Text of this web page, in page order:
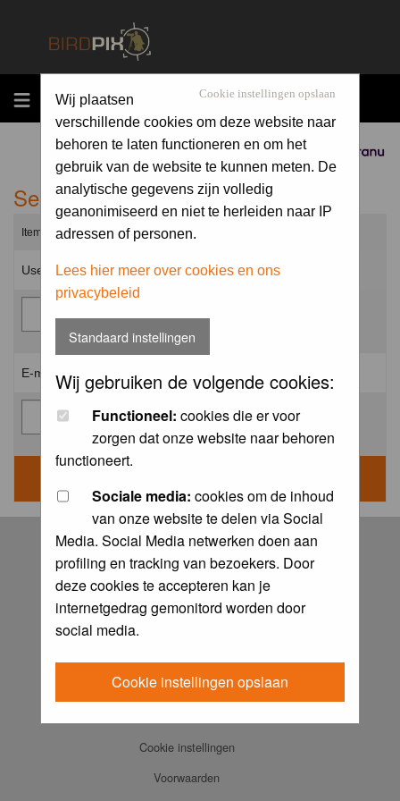
MENU
Sponsored by
Cookie instellingen opslaan
Wij plaatsen
verschillende cookies om deze website naar
behoren te laten functioneren en om het
gebruik van de website te kunnen meten. De
analytische gegevens zijn volledig
geanonimiseerd en niet te herleiden naar IP
adressen of personen.
Lees hier meer over cookies en ons
privacybeleid
Standaard instellingen
Wij gebruiken de volgende cookies:
Functioneel: cookies die er voor
zorgen dat onze website naar behoren
functioneert.
Sociale media: cookies om de inhoud
van onze website te delen via Social
Media. Social Media netwerken doen aan
profiling en tracking van bezoekers. Door
deze cookies te accepteren kan je
internetgedrag gemonitord worden door
social media.
Cookie instellingen opslaan
Send me a new password
Items marked with a * are required unless stated otherwise.
Username: *
E-mail address: *
Log in
FAQ
Contact
Praktijkboeken
Cookie instellingen
Voorwaarden